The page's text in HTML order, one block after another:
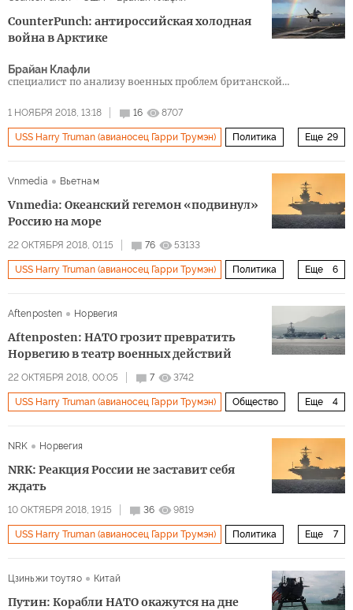
Северный флот флот
CounterPunch: антироссийская холодная
война в Арктике
Брайан Клафли
специалист по анализу военных проблем британской
Sentinel)
1 НОЯБРЯ 2018, 13:18 16 8707
Еще 29
USS Harry Truman (авианосец Гарри Трумэн) Политика
Финляндия Норвегия Великобритания
Арктика Исландия Канада Брюссель
Норвежское море Северная Атлантика
Брексит
военные учения «Трайдент Джанкчер» (Trident Juncture)
Проект «Один пояс, один путь СПГ
Vnmedia Вьетнам
Vnmedia: Океанский гегемон «подвинул»
Россию на море
22 ОКТЯБРЯ 2018, 01:15 76 53133
Еще 6
USS Harry Truman (авианосец Гарри Трумэн) Политика
военные учения "Восток-2018"
Aftenposten Норвегия
Aftenposten: НАТО грозит превратить
Норвегию в театр военных действий
22 ОКТЯБРЯ 2018, 00:05 7 3742
Еще 4
USS Harry Truman (авианосец Гарри Трумэн) Общество
NRK Норвегия
NRK: Реакция России не заставит себя
ждать
10 ОКТЯБРЯ 2018, 19:15 36 9819
Еще 7
USS Harry Truman (авианосец Гарри Трумэн) Политика
Цзиньжи тоутяо Китай
Путин: Корабли НАТО окажутся на дне